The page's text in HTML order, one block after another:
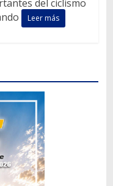
del ciclismo
Leer más